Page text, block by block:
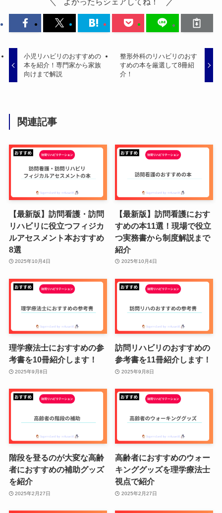
小児リハビリのおすすめの
本を紹介！専門家から家族
向けまで解説
整形外科のリハビリのおす
すめの本を厳選して8冊紹
介！
関連記事
【最新版】訪問看護・訪問
リハビリに役立つフィジカ
ルアセスメント本おすすめ
8選
2025年10月4日
【最新版】訪問看護におす
すめの本11選！現場で役立
つ実務書から制度解説まで
紹介
2025年10月4日
理学療法士におすすめの参
考書を10冊紹介します！
2025年9月8日
訪問リハビリのおすすめの
参考書を11冊紹介します！
2025年9月8日
階段を登るのが大変な高齢
者におすすめの補助グッズ
を紹介
2025年2月27日
高齢者におすすめのウォー
キンググッズを理学療法士
視点で紹介
2025年2月27日